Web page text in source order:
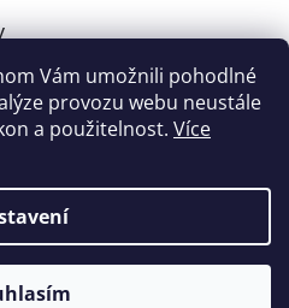
Vám umožnili pohodlné
provozu webu neustále
a použitelnost. Více
Shoptet
. Všechna práva vyhrazena.